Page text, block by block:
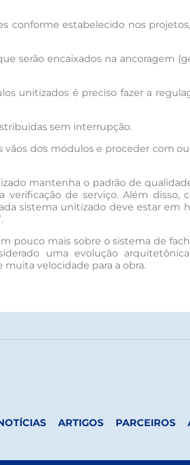
conforme estabelecido nos
serão encaixados na ancoragem
unitizados é preciso fazer a
sem interrupção.
vãos dos módulos e proceder com
mantenha o padrão de
verificação de serviço. Além disso,
sistema unitizado deve estar em
pouco mais sobre o sistema de
uma evolução
velocidade para a obra.
ARTIGOS PARCEIROS